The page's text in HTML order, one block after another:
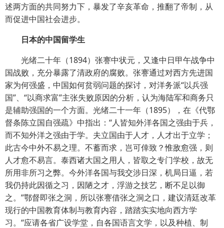
述两方面的共同努力下，暴发了辛亥革命，推翻了帝制，从
而促进中国社会进步。
日本的中国留学生
光绪二十年（1894）张謇中状元，又逢中日甲午战争中
国战败，充分暴露了清政府的腐败。张謇通过对西方先进国
家为何强盛，中国如何贫弱问题的探讨，对洋务派“以兵强
国”、“以商求富”主张失败原因的分析，认为海陆军和商务只
是辅助强国的一个方面。光绪二十一年（1895），在《代鄂
督条陈立国自强疏》中指出：“人皆知外洋各国之强由于兵，
而不知外洋之强由于学。夫立国由于人才，人才出于立学；
此古今中外不易之理。不蓄而求，岂可倖致？惟敌愈强，则
人才愈不易言。泰西诸大国之用人，皆取之专门学校，故无
所用非所习之弊。今外洋各国与我交涉日深，机局日逼，若
我仍持此因循之习，因陋之才，浮游之技艺，断不足以御
之。”鄂督即张之洞，所以张謇借张之洞之口，建议清廷改革
现行的中国教育体制与教育内容，踏踏实实地向西方学
习。“应请各省广设学堂，自各国语言文学，以及种植、制